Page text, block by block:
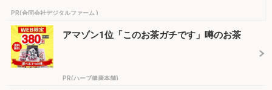
PR(合同会社デジタルファーム )
アマゾン1位「このお茶ガチです」噂のお茶
PR(ハーブ健康本舗)